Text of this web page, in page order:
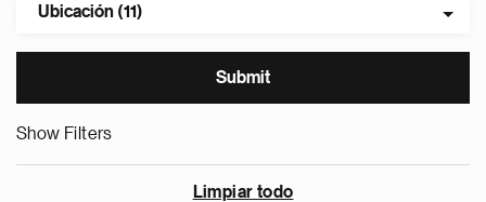
Ubicación (11)
Show Filters
Limpiar todo